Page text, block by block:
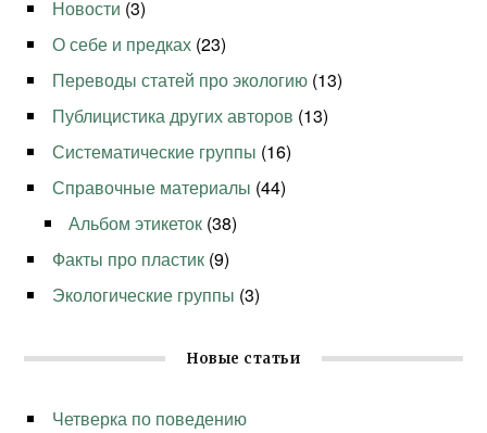
Новости (3)
О себе и предках (23)
Переводы статей про экологию (13)
Публицистика других авторов (13)
Систематические группы (16)
Справочные материалы (44)
Альбом этикеток (38)
Факты про пластик (9)
Экологические группы (3)
Новые статьи
Четверка по поведению